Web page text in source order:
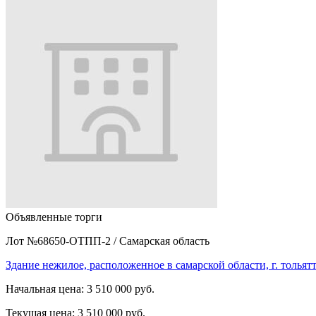
Объявленные торги
Лот №68650-ОТПП-2 / Самарская область
Здание нежилое, расположенное в самарской области, г.
Начальная цена: 3 510 000 руб.
Текущая цена: 3 510 000 руб.